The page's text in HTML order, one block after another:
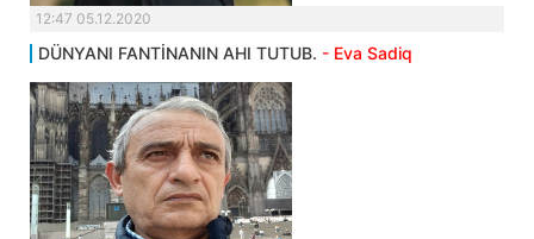
12:47 05.12.2020
DÜNYANI FANTİNANIN AHI TUTUB. - Eva Sadiq